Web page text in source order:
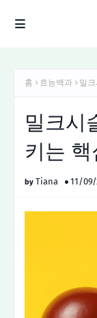
홈 효능백과 밀
밀크시
키는 핵
Tiana 11/09/